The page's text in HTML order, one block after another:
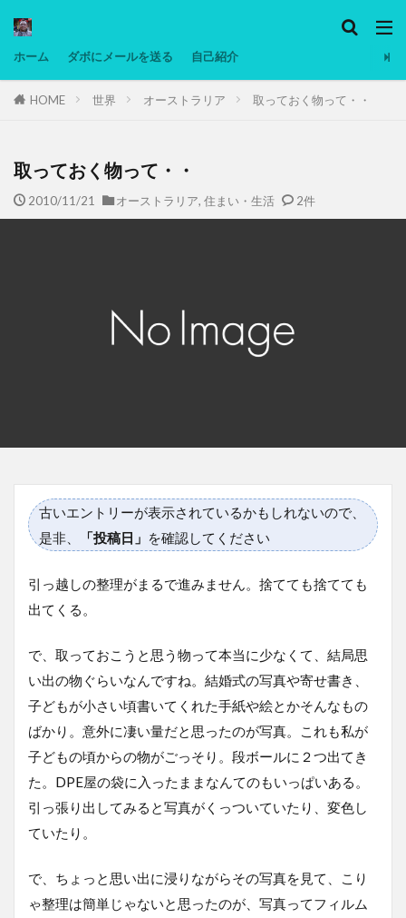
ホーム ダボにメールを送る 自己紹介
HOME 世界 オーストラリア 取っておく物って・・
取っておく物って・・
2010/11/21 オーストラリア, 住まい・生活 2件
古いエントリーが表示されているかもしれないので、
是非、
「投稿日」 を確認してください
引っ越しの整理がまるで進みません。捨てても捨てても
出てくる。
で、取っておこうと思う物って本当に少なくて、結局思
い出の物ぐらいなんですね。結婚式の写真や寄せ書き、
子どもが小さい頃書いてくれた手紙や絵とかそんなもの
ばかり。意外に凄い量だと思ったのが写真。これも私が
子どもの頃からの物がごっそり。段ボールに２つ出てき
た。DPE屋の袋に入ったままなんてのもいっぱいある。
引っ張り出してみると写真がくっついていたり、変色し
ていたり。
で、ちょっと思い出に浸りながらその写真を見て、こり
ゃ整理は簡単じゃないと思ったのが、写真ってフィルム
タグ
マレーシア動画
備忘録
動画 日本人村社会 脱水シート